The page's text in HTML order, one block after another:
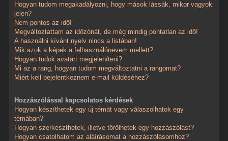
Hogyan tudom megakadályozni, hogy mások lássák, mikor vagyok
jelen?
Nem pontos az idő!
Megváltoztattam az időzónát, de még mindig pontatlan az idő!
A használni kívánt nyelv nincs a listában!
Mik azok a képek a felhasználónevem mellett?
Hogyan tudok avatart megjeleníteni?
Mi az a rang, hogyan tudom megváltoztatni a rangomat?
Miért kell bejelentkeznem e-mail küldéséhez?
Hozzászólással kapcsolatos kérdések
Hogyan készíthetek egy új témát vagy válaszolhatok egy
témában?
Hogyan szerkeszthetek, illetve törölhetek egy hozzászólást?
Hogyan csatolhatom az aláírásomat a hozzászólásomhoz?